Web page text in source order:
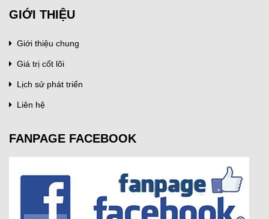
GIỚI THIỆU
Giới thiệu chung
Giá trị cốt lõi
Lịch sử phát triển
Liên hệ
FANPAGE FACEBOOK